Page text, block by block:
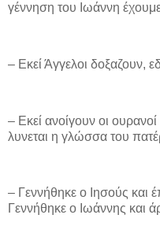
γέννηση του Ιωάννη
– Εκεί Άγγελοι δοξαζουν,
– Εκεί ανοίγουν οι
λυνεται η γλώσσα του
– Γεννήθηκε ο Ιησούς και
Γεννήθηκε ο Ιωάννης και